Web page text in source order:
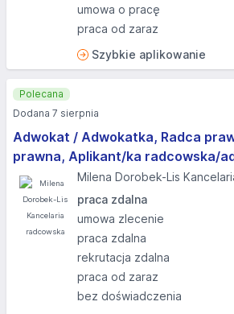
umowa o pracę
praca od zaraz
Szybkie aplikowanie
Adwokat / Adwokatka, Radca
prawna, Aplikant/ka radcowska/
Milena Dorobek-Lis
praca zdalna
umowa zlecenie
praca zdalna
rekrutacja zdalna
praca od zaraz
bez doświadczenia
Polecana
Dodana 7 sierpnia